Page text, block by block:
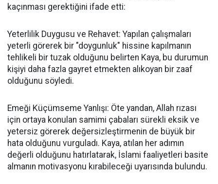
kaçınması gerektiğini ifade etti:
Yeterlilik Duygusu ve Rehavet: Yapılan çalışmaları
yeterli görerek bir "doygunluk" hissine kapılmanın
tehlikeli bir tuzak olduğunu belirten Kaya, bu durumun
kişiyi daha fazla gayret etmekten alıkoyan bir zaaf
olduğunu söyledi.
Emeği Küçümseme Yanlışı: Öte yandan, Allah rızası
için ortaya konulan samimi çabaları sürekli eksik ve
yetersiz görerek değersizleştirmenin de büyük bir
hata olduğunu vurguladı. Kaya, atılan her adımın
değerli olduğunu hatırlatarak, İslami faaliyetleri basite
almanın motivasyonu kırabileceği uyarısında bulundu.